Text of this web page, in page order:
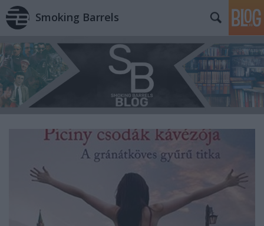
Smoking Barrels